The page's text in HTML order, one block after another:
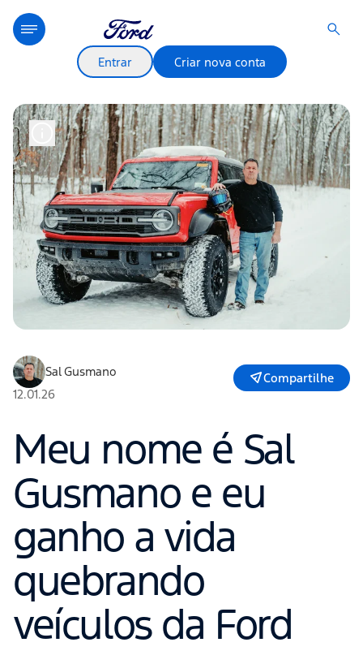
Entrar Criar nova conta
Sal Gusmano
12.01.26
Compartilhe
Meu nome é Sal
Gusmano e eu
ganho a vida
quebrando
veículos da Ford